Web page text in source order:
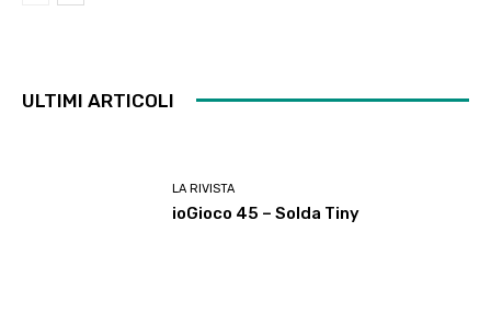
ULTIMI ARTICOLI
LA RIVISTA
ioGioco 45 – Solda Tiny